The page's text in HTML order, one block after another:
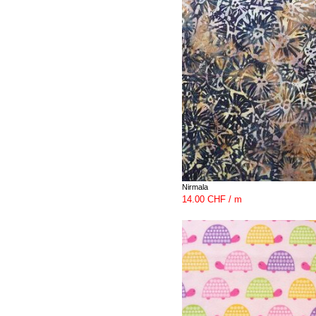
Nirmala
14.00 CHF / m